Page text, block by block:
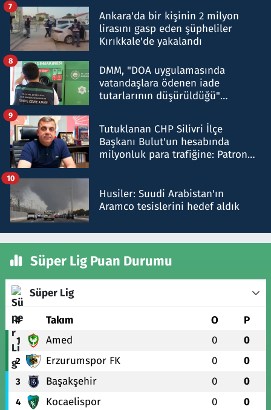
Ankara'da bir kişinin 2 milyon
lirasını gasp eden şüpheliler
Kırıkkale'de yakalandı
7
DMM, "DOA uygulamasında
vatandaşlara ödenen iade
tutarlarının düşürüldüğü"
8
Tutuklanan CHP Silivri İlçe
Başkanı Bulut'un hesabında
milyonluk para trafiğine: Patron
9
Husiler: Suudi Arabistan'ın
Aramco tesislerini hedef aldık
10
Süper Lig Puan Durumu
Süper Lig
# Takım O P
1 Amed 0 0
2 Erzurumspor FK 0 0
3 Başakşehir 0 0
4 Kocaelispor 0 0